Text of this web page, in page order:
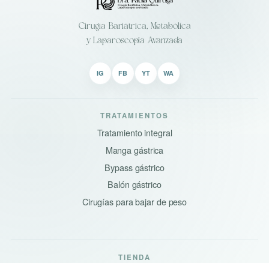
Cirugía Bariátrica, Metabólica
y Laparoscopia Avanzada
IG FB YT WA
TRATAMIENTOS
Tratamiento integral
Manga gástrica
Bypass gástrico
Balón gástrico
Cirugías para bajar de peso
TIENDA